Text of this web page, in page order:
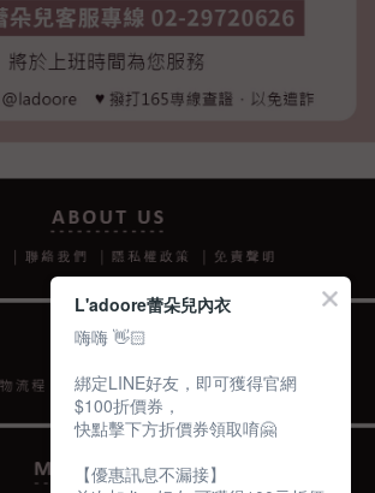
L'adoore蕾朵兒內衣
嗨嗨 👋🏻
綁定LINE好友，即可獲得官網
$100折價券，
快點擊下方折價券領取唷🤗
【優惠訊息不漏接】